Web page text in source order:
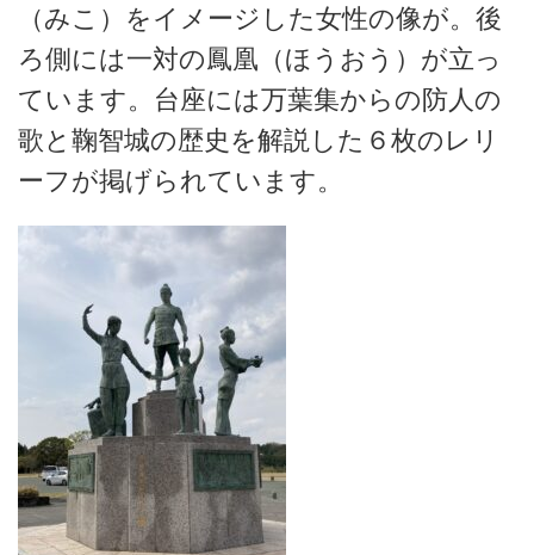
（みこ）をイメージした女性の像が。後
ろ側には一対の鳳凰（ほうおう）が立っ
ています。台座には万葉集からの防人の
歌と鞠智城の歴史を解説した６枚のレリ
ーフが掲げられています。